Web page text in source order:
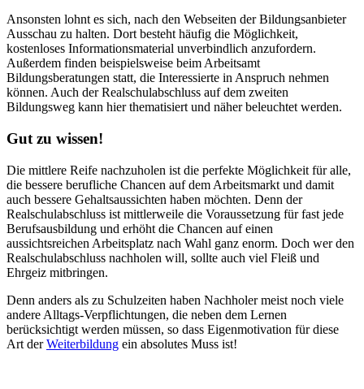
Ansonsten lohnt es sich, nach den Webseiten der Bildungsanbieter
Ausschau zu halten. Dort besteht häufig die Möglichkeit,
kostenloses Informationsmaterial unverbindlich anzufordern.
Außerdem finden beispielsweise beim Arbeitsamt
Bildungsberatungen statt, die Interessierte in Anspruch nehmen
können. Auch der Realschulabschluss auf dem zweiten
Bildungsweg kann hier thematisiert und näher beleuchtet werden.
Gut zu wissen!
Die mittlere Reife nachzuholen ist die perfekte Möglichkeit für alle,
die bessere berufliche Chancen auf dem Arbeitsmarkt und damit
auch bessere Gehaltsaussichten haben möchten. Denn der
Realschulabschluss ist mittlerweile die Voraussetzung für fast jede
Berufsausbildung und erhöht die Chancen auf einen
aussichtsreichen Arbeitsplatz nach Wahl ganz enorm. Doch wer den
Realschulabschluss nachholen will, sollte auch viel Fleiß und
Ehrgeiz mitbringen.
Denn anders als zu Schulzeiten haben Nachholer meist noch viele
andere Alltags-Verpflichtungen, die neben dem Lernen
berücksichtigt werden müssen, so dass Eigenmotivation für diese
Art derWeiterbildung ein absolutes Muss ist!